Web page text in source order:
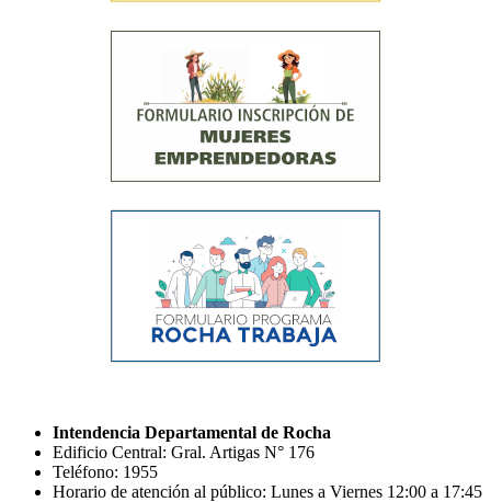
Intendencia Departamental de Rocha
Edificio Central: Gral. Artigas N° 176
Teléfono: 1955
Horario de atención al público: Lunes a Viernes 12:00 a 17:45